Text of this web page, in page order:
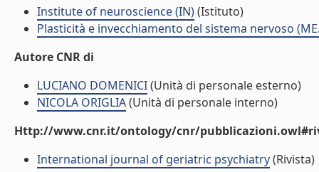
Institute of neuroscience (IN)(Istituto)
Plasticità e invecchiamento del sistema nervoso
Autore CNR di
LUCIANO DOMENICI(Unità di personale esterno)
NICOLA ORIGLIA(Unità di personale interno)
Http://www.cnr.it/ontology/cnr/
International journal of geriatric psychiatry(Rivista)